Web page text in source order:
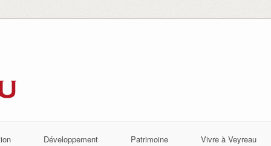
Développement Patrimoine Vivre à Veyreau